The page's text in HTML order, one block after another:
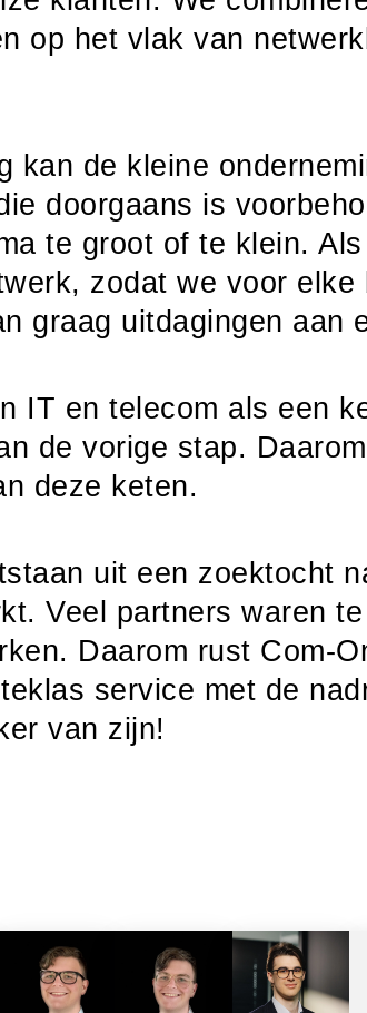
op het vlak van
kan de kleine
doorgaans is
te groot of te klein.
zodat we voor
graag uitdagingen aan
IT en telecom als een
de vorige stap.
deze keten.
uit een zoektocht
Veel partners waren
Daarom rust Com-
service met de
van zijn!